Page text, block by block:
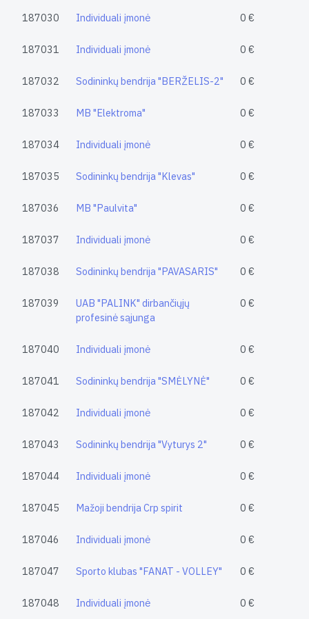
187030 Individuali įmonė 0 €
187031 Individuali įmonė 0 €
187032 Sodininkų bendrija "BERŽELIS-2" 0 €
187033 MB "Elektroma" 0 €
187034 Individuali įmonė 0 €
187035 Sodininkų bendrija "Klevas" 0 €
187036 MB "Paulvita" 0 €
187037 Individuali įmonė 0 €
187038 Sodininkų bendrija "PAVASARIS" 0 €
187039
UAB "PALINK" dirbančiųjų
profesinė sąjunga
0 €
187040 Individuali įmonė 0 €
187041 Sodininkų bendrija "SMĖLYNĖ" 0 €
187042 Individuali įmonė 0 €
187043 Sodininkų bendrija "Vyturys 2" 0 €
187044 Individuali įmonė 0 €
187045 Mažoji bendrija Crp spirit 0 €
187046 Individuali įmonė 0 €
187047 Sporto klubas "FANAT - VOLLEY" 0 €
187048 Individuali įmonė 0 €